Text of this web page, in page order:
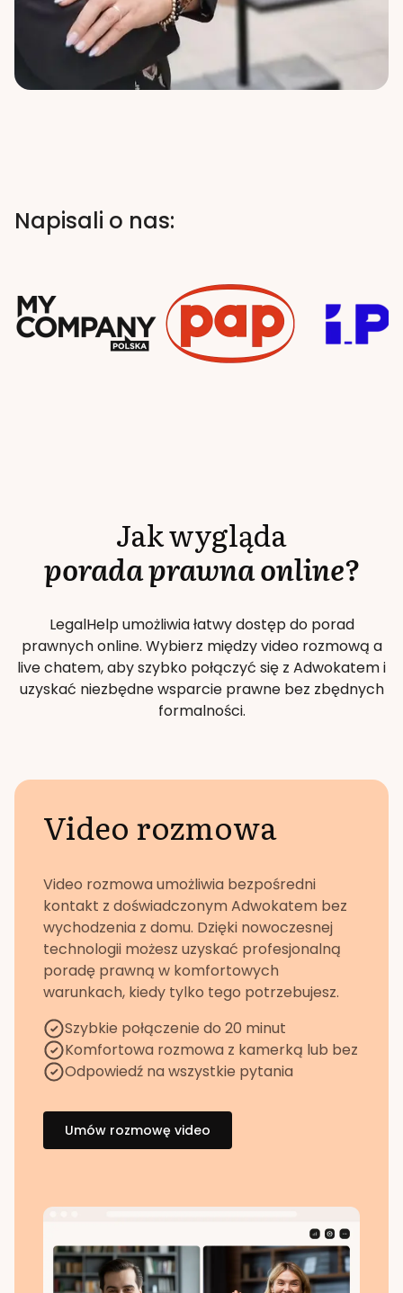
Napisali o nas:
Jak wygląda
porada prawna online?
LegalHelp umożliwia łatwy dostęp do porad
prawnych online. Wybierz między video rozmową a
live chatem, aby szybko połączyć się z Adwokatem i
uzyskać niezbędne wsparcie prawne bez zbędnych
formalności.
Video rozmowa
Video rozmowa umożliwia bezpośredni
kontakt z doświadczonym Adwokatem bez
wychodzenia z domu. Dzięki nowoczesnej
technologii możesz uzyskać profesjonalną
poradę prawną w komfortowych
warunkach, kiedy tylko tego potrzebujesz.
Szybkie połączenie do 20 minut
Komfortowa rozmowa z kamerką lub bez
Odpowiedź na wszystkie pytania
Umów rozmowę video